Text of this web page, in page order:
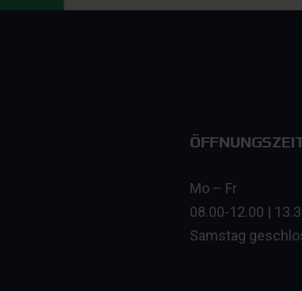
Mo – Fr
08.00-12.00 |
Samstag